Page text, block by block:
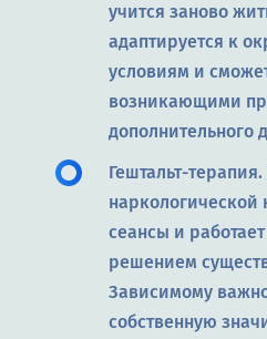
учится заново
адаптируется к
условиям и
возникающими
дополнительного
Гештальт-
сеансы и
решением
Зависимому
собственную